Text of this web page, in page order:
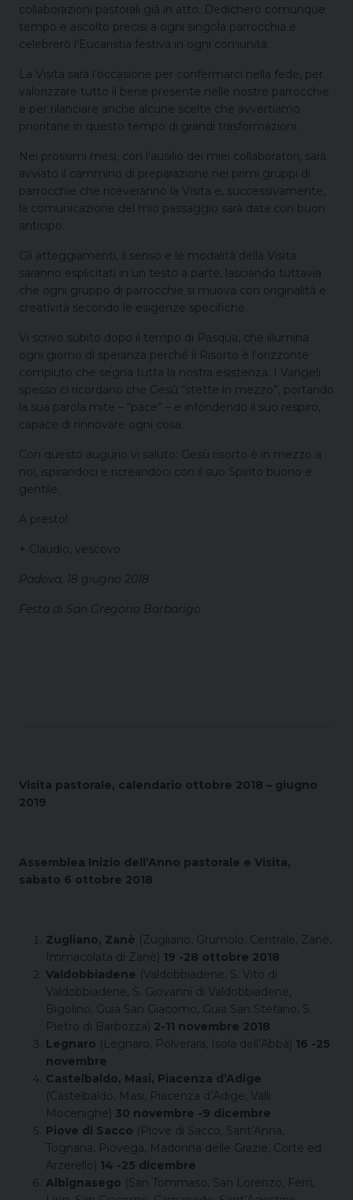
collaborazioni pastorali già in atto. Dedicherò comunque
tempo e ascolto precisi a ogni singola parrocchia e
celebrerò l’Eucaristia festiva in ogni comunità.
La Visita sarà l’occasione per confermarci nella fede, per
valorizzare tutto il bene presente nelle nostre parrocchie
e per rilanciare anche alcune scelte che avvertiamo
prioritarie in questo tempo di grandi trasformazioni.
Nei prossimi mesi, con l’ausilio dei miei collaboratori, sarà
avviato il cammino di preparazione nei primi gruppi di
parrocchie che riceveranno la Visita e, successivamente,
la comunicazione del mio passaggio sarà data con buon
anticipo.
Gli atteggiamenti, il senso e le modalità della Visita
saranno esplicitati in un testo a parte, lasciando tuttavia
che ogni gruppo di parrocchie si muova con originalità e
creatività secondo le esigenze specifiche.
Vi scrivo subito dopo il tempo di Pasqua, che illumina
ogni giorno di speranza perché il Risorto è l’orizzonte
compiuto che segna tutta la nostra esistenza. I Vangeli
spesso ci ricordano che Gesù “stette in mezzo”, portando
la sua parola mite – “pace” – e infondendo il suo respiro,
capace di rinnovare ogni cosa.
Con questo augurio vi saluto: Gesù risorto è in mezzo a
noi, ispirandoci e ricreandoci con il suo Spirito buono e
gentile.
A presto!
+ Claudio, vescovo
Padova, 18 giugno 2018
Festa di San Gregorio Barbarigo
Visita pastorale, calendario ottobre 2018 – giugno
2019
Assemblea Inizio dell’Anno pastorale e Visita,
sabato 6 ottobre 2018
Zugliano, Zanè (Zugliano, Grumolo, Centrale, Zanè,
Immacolata di Zanè) 19 -28 ottobre 2018
Valdobbiadene (Valdobbiadene, S. Vito di
Valdobbiadene, S. Giovanni di Valdobbiadene,
Bigolino, Guia San Giacomo, Guia San Stefano, S.
Pietro di Barbozza) 2-11 novembre 2018
Legnaro (Legnaro, Polverara, Isola dell’Abbà) 16 -25
novembre
Castelbaldo, Masi, Piacenza d’Adige
(Castelbaldo, Masi, Piacenza d’Adige, Valli
Mocenighe) 30 novembre -9 dicembre
Piove di Sacco (Piove di Sacco, Sant’Anna,
Tognana, Piovega, Madonna delle Grazie, Corte ed
Arzerello) 14 -25 dicembre
Albignasego (San Tommaso, San Lorenzo, Ferri,